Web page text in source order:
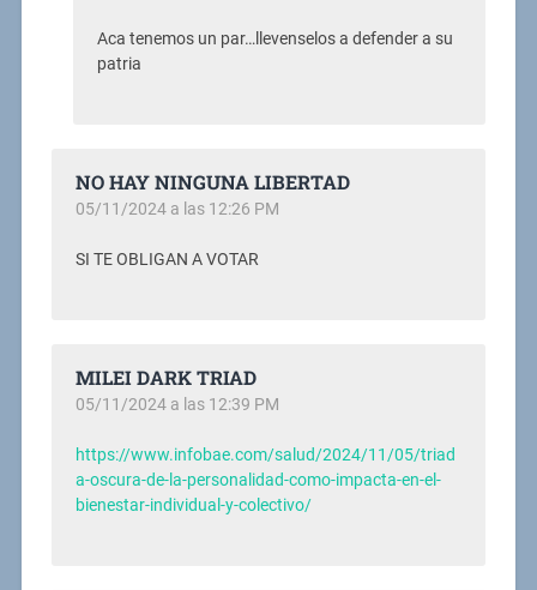
Aca tenemos un par…llevenselos a defender a su
patria
NO HAY NINGUNA LIBERTAD
05/11/2024 a las 12:26 PM
SI TE OBLIGAN A VOTAR
MILEI DARK TRIAD
05/11/2024 a las 12:39 PM
https://www.infobae.com/salud/2024/11/05/triad
a-oscura-de-la-personalidad-como-impacta-en-el-
bienestar-individual-y-colectivo/